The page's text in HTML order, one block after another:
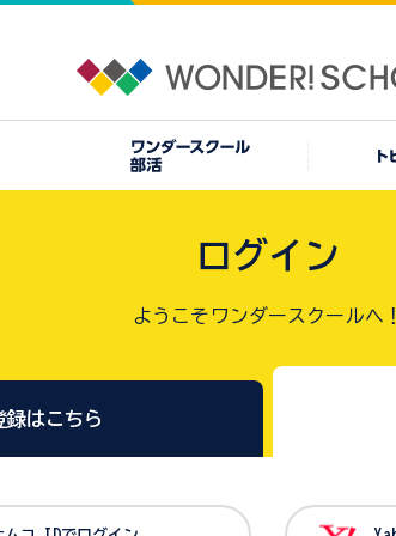
ログイン
ようこそワンダースクールへ！
録はこちら